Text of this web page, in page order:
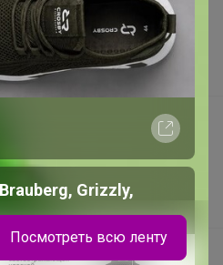
Grizzly,
Посмотреть всю ленту